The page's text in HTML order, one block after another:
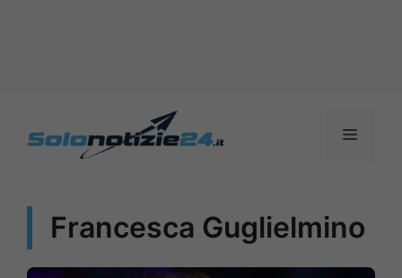
MENU
Francesca Guglielmino